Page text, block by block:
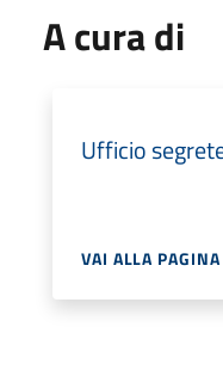
A cura di
Ufficio
VAI ALLA PAGINA